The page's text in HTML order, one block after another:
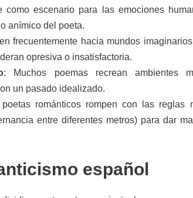
como escenario para las emociones
anímico del poeta.
frecuentemente hacia mundos
opresiva o insatisfactoria.
: Muchos poemas recrean ambientes
un pasado idealizado.
románticos rompen con las reglas
entre diferentes metros) para dar
español